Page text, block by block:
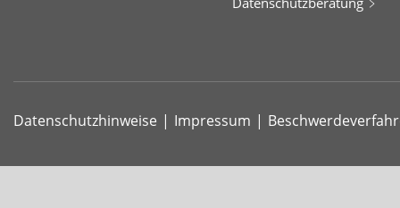
Datenschutzhinweise Impressum